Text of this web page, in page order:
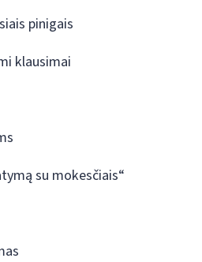
pinigais
klausimai
su mokesčiais“